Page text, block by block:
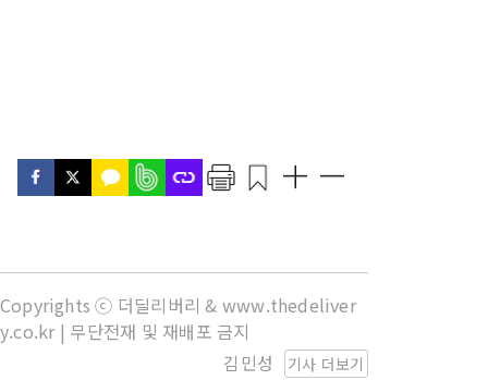
Copyrights ⓒ 더딜리버리 & www.thedeliver
y.co.kr | 무단전재 및 재배포 금지
기사 더보기
김민성